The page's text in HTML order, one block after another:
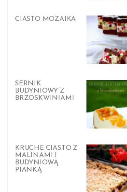
CIASTO MOZAIKA
SERNIK
BUDYNIOWY Z
BRZOSKWINIAMI
KRUCHE CIASTO Z
MALINAMI I
BUDYNIOWĄ
PIANKĄ